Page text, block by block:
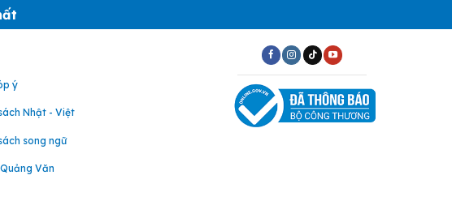
ý
Nhật - Việt
song ngữ
Văn